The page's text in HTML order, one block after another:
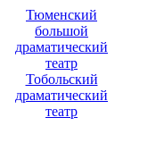
Тюменский
большой
драматический
театр
Тобольский
драматический
театр